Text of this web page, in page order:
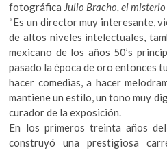
fotográfica Julio Bracho, el
“Es un director muy interesante,
de altos niveles intelectuales,
mexicano de los años 50’s
pasado la época de oro entonces
hacer comedias, a hacer
mantiene un estilo, un tono muy
curador de la exposición.
En los primeros treinta años
construyó una prestigiosa